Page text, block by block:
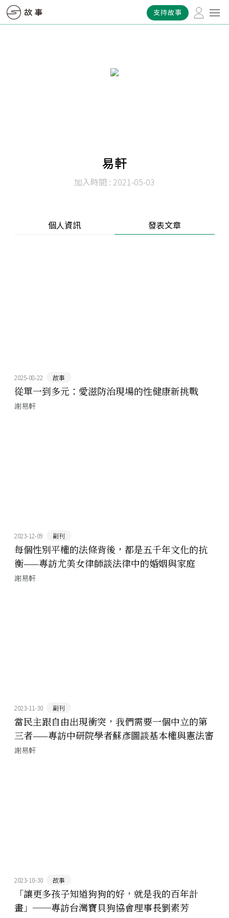
支持故事
易軒
加入時間 : 2021-05-03
個人資訊 發表文章
2025-08-22 故事
從單一到多元：愛滋防治現場的性健康新挑戰
謝易軒
2023-12-09 副刊
每個性別平權的法條背後，都是五千年文化的抗
衡——專訪尤美女律師談法律中的婚姻與家庭
謝易軒
2023-11-30 副刊
當民主跟自由出現衝突，我們需要一個中立的第
三者——專訪中研院學者蘇彥圖談基本權與憲法審
查
謝易軒
2023-10-30 故事
「讓更多孩子知道狗狗的好，就是我的百年計
畫」──專訪台灣寶貝狗協會理事長劉素芳